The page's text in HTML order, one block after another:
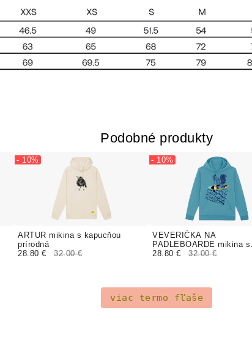
Podobné produkty
ARTUR mikina s kapucňou
prírodná
- 10%
28.80 € 32.00 €
VEVERIČKA NA
PADLEBOARDE mikina s
kapucňou modrá
- 10%
28.80 € 32.00 €
viac termo fľaše